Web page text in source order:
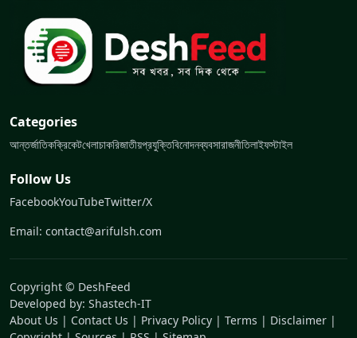
Categories
আন্তর্জাতিকক্রিকেটখেলাচাকরিজাতীয়প্রযুক্তিবিনোদনব্যবসারাজনীতিলাইফস্টাইল
Follow Us
FacebookYouTubeTwitter/X
Email: contact@arifulsh.com
Copyright © DeshFeed
Developed by: Shastech-IT
About Us | Contact Us | Privacy Policy | Terms | Disclaimer |